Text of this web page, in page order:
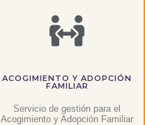
ACOGIMIENTO Y ADOPCIÓN
FAMILIAR
Servicio de gestión para el
Acogimiento y Adopción Familiar